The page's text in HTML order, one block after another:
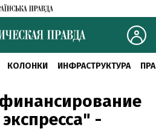
КОЛОНКИ ИНФРАСТРУКТУРА
-